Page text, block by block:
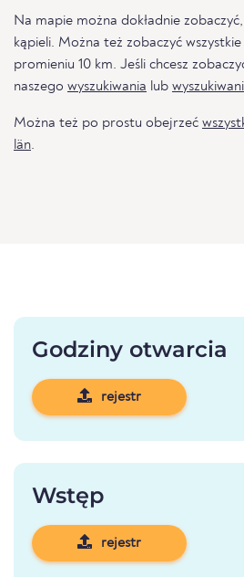
Na mapie można dokładnie
kąpieli. Można też zobaczyć
promieniu 10 km. Jeśli chcesz
naszego wyszukiwania lub
Można też po prostu obejrzeć
län.
Godziny otwarcia
rejestr
Wstęp
rejestr